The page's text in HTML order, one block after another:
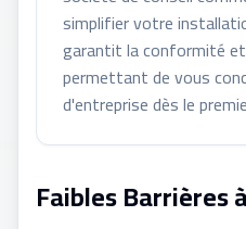
simplifier votre
garantit la conformité
permettant de vous
d'entreprise dès le
Faibles Barrières